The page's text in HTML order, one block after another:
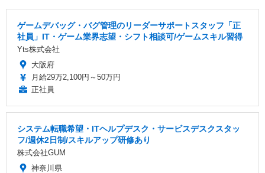
ゲームデバッグ・バグ管理のリーダーサポートスタッフ「正
社員」IT・ゲーム業界志望・シフト相談可/ゲームスキル習得
Yts株式会社
大阪府
月給29万2,100円～50万円
正社員
システム転職希望・ITヘルプデスク・サービスデスクスタッ
フ/週休2日制/スキルアップ研修あり
株式会社GUM
神奈川県